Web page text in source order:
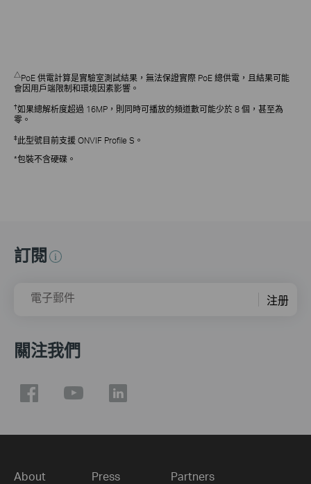
△PoE 供電計算是實驗室測試結果，無法保證實際 PoE 總供電，且結果可能
會因用戶端限制和環境因素影響。
†如果總解析度超過 16MP，則同時可播放的頻道數可能少於 8 個，甚至為
零。
‡此型號目前支援 ONVIF Profile S。
*包裝不含硬碟。
訂閱
電子郵件 注册
關注我們
About Press Partners